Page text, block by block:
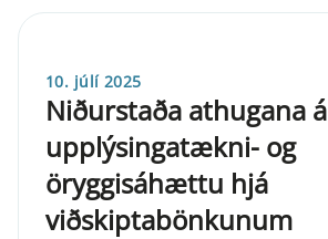
10. júlí 2025
Niðurstaða athugana á
upplýsingatækni- og
öryggisáhættu hjá
viðskiptabönkunum